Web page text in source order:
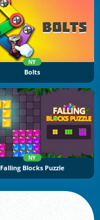
NY
Bolts
NY
Falling Blocks Puzzle